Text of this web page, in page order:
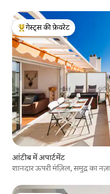
गेस्ट्स का टॉप फ़ेवरेट
गेस्ट्स की फ़ेवरेट
आंटीब में अपार्टमेंट
शानदार ऊपरी मंज़िल, समुद्र का